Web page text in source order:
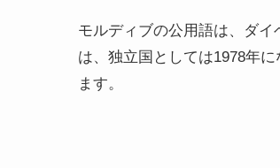
モルディブの公用語は、ダ
は、独立国としては1978年
ます。